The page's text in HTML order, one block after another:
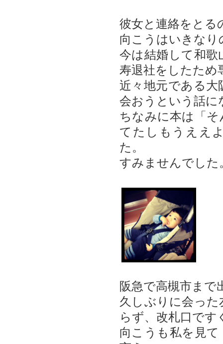
彼女と連絡をとる
向こうはいきな
今は結婚して和
寿退社をしたため
近々地元である
会おうという話に
ちなみに本は「
てたしもうええ
た。
すみませんでした
阪急で高槻市まで
久しぶりに会っ
らず、改札口です
向こうも私を見